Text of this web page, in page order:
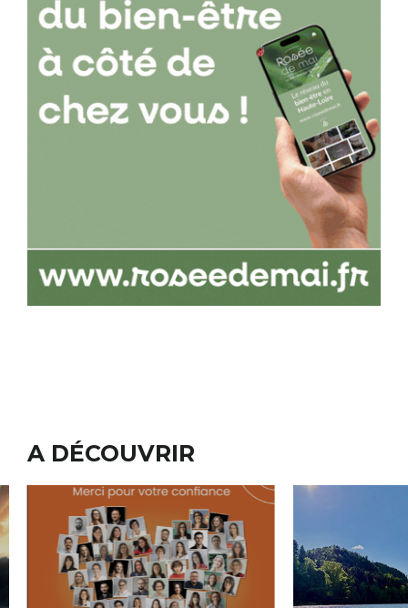
A DÉCOUVRIR